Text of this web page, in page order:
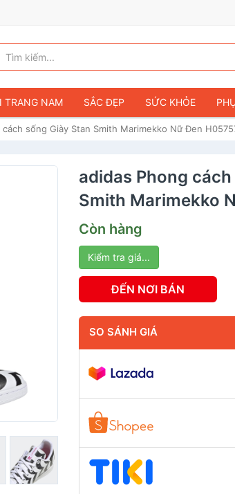
TRANG NAM SẮC ĐẸP SỨC KHỎE
LÝ TÚI VÍ NỮ GIÀY DÉP NỮ TÚI VÍ
Ô TÔ MÔ
cách sống Giày Stan Smith Marimekko Nữ Đen
adidas Phong
Smith Marimekko
Còn hàng
Kiểm tra giá...
ĐẾN NƠI BÁN
SO SÁNH GIÁ